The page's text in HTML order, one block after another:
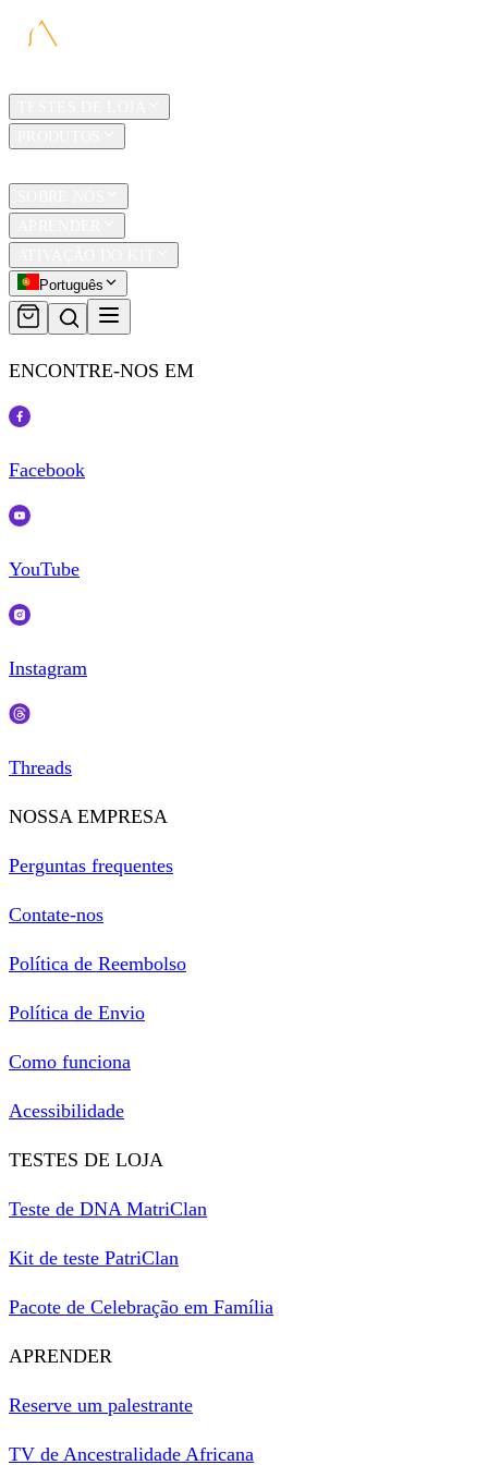
Português
ENCONTRE-NOS EM
Facebook
YouTube
Instagram
Threads
NOSSA EMPRESA
Perguntas frequentes
Contate-nos
Política de Reembolso
Política de Envio
Como funciona
Acessibilidade
TESTES DE LOJA
Teste de DNA MatriClan
Kit de teste PatriClan
Pacote de Celebração em Família
APRENDER
Reserve um palestrante
TV de Ancestralidade Africana